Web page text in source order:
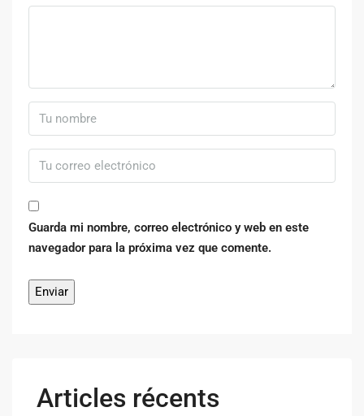
Guarda mi nombre, correo electrónico y web en este
navegador para la próxima vez que comente.
Articles récents